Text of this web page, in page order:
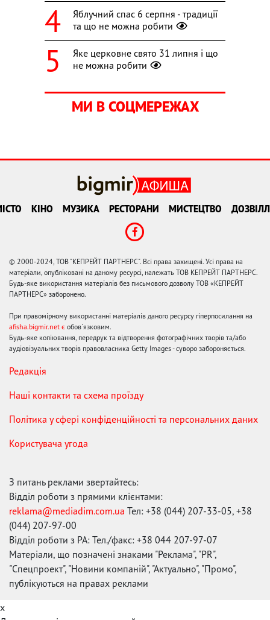
Яблучний спас 6 серпня - традиції
та що не можна робити
Яке церковне свято 31 липня і що
не можна робити
МИ В СОЦМЕРЕЖАХ
КІНО МУЗИКА РЕСТОРАНИ МИСТЕЦТВО
© 2000-2024, ТОВ "КЕПРЕЙТ ПАРТНЕРС". Всі права захищені. Усі права на
матеріали, опубліковані на даному ресурсі, належать ТОВ КЕПРЕЙТ ПАРТНЕРС.
Будь-яке використання матеріалів без письмового дозволу ТОВ «КЕПРЕЙТ
ПАРТНЕРС» заборонено.
При правомірному використанні матеріалів даного ресурсу гіперпосилання на
afisha.bigmir.net є обов'язковим.
Будь-яке копіювання, передрук та відтворення фотографічних творів та/або
аудіовізуальних творів правовласника Getty Images - суворо забороняється.
Редакція
Наші контакти та схема проїзду
Політика у сфері конфіденційності та персональних даних
Користувача угода
З питань реклами звертайтесь:
Відділ роботи з прямими клієнтами:
reklama@mediadim.com.ua Тел: +38 (044) 207-33-05, +38
(044) 207-97-00
Відділ роботи з РА: Тел./факс: +38 044 207-97-07
Матеріали, що позначені знаками "Реклама", "PR",
"Спецпроект", "Новини компаній", "Актуально", "Промо",
публікуються на правах реклами
x